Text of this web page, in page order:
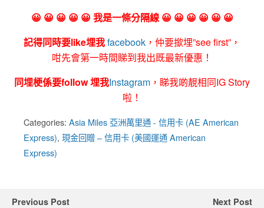
😀 😀 😀 😀 😀 我是一條分隔線 😀 😀 😀 😀 😀 😀
記得同時要like埋我facebook ，仲要撳埋”see first”，
咁先會第一時間睇到我出既最新優惠！
同埋梗係要follow 埋我Instagram ，睇我啲靚相同IG Story
啦！
Categories: Asia Miles 亞洲萬里通 - 信用卡 (AE American
Express), 現金回贈 – 信用卡 (美國運通 American
Express)
Previous Post Next Post